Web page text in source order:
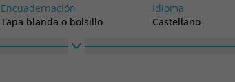
Encuadernación
Tapa blanda o bolsillo
Idioma
Castellano